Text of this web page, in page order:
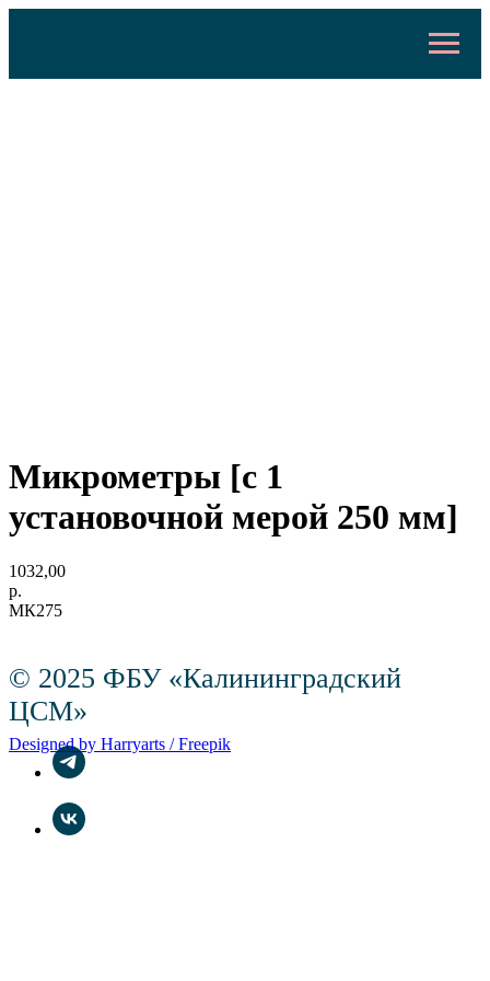
Микрометры [с 1
установочной мерой 250 мм]
1032,00
р.
МК275
© 2025 ФБУ «Калининградский
ЦСМ»
Designed by Harryarts / Freepik